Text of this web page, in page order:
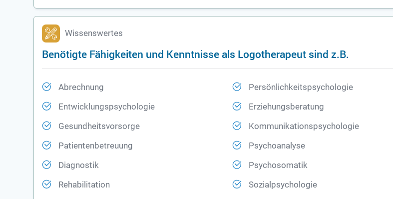
Wissenswertes
Benötigte Fähigkeiten und Kenntnisse als Logotherapeut sind z.B.
Abrechnung Persönlichkeitspsychologie
Entwicklungspsychologie Erziehungsberatung
Gesundheitsvorsorge Kommunikationspsychologie
Patientenbetreuung Psychoanalyse
Diagnostik Psychosomatik
Rehabilitation Sozialpsychologie